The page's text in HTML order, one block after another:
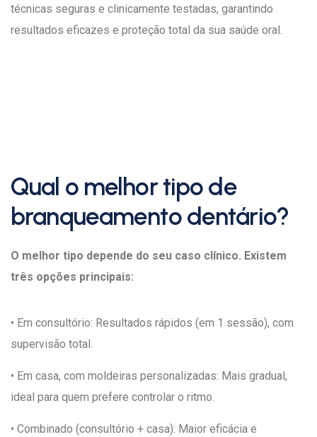
técnicas seguras e clinicamente testadas, garantindo
resultados eficazes e proteção total da sua saúde oral.
Qual o melhor tipo de
branqueamento dentário?
O melhor tipo depende do seu caso clínico. Existem
três opções principais:
• Em consultório: Resultados rápidos (em 1 sessão), com
supervisão total.
• Em casa, com moldeiras personalizadas: Mais gradual,
ideal para quem prefere controlar o ritmo.
• Combinado (consultório + casa): Maior eficácia e